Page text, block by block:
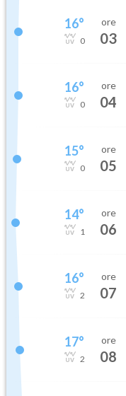
16°
0
ore
03
16°
0
ore
04
15°
0
ore
05
14°
1
ore
06
16°
2
ore
07
17°
2
ore
08